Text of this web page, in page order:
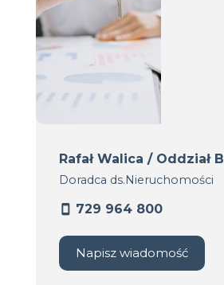
Rafał Walica / Oddział
Doradca ds.Nieruchomości
729 964 800
Napisz wiadomość